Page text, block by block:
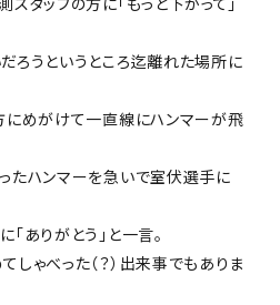
ろうというところ迄離れた場所に
にめがけて一直線にハンマーが飛
たハンマーを急いで室伏選手に
ありがとう」と一言。
ゃべった（？）出来事でもありま